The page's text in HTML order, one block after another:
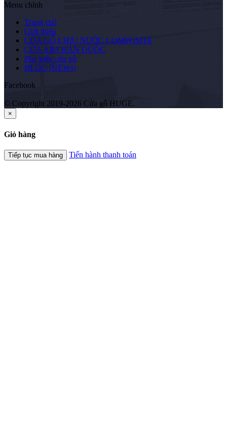
Menu chính
Trang chủ
Giới thiệu
CỬA GỖ CHỊU NƯỚC COMPOSITE
CỬA ABS HÀN QUỐC
Phụ kiện cửa gỗ
BLOG (NEWs)
Facebook
© Copyright 2019-2026 Cửa gỗ HUGE.
×
Giỏ hàng
Tiếp tục mua hàng Tiến hành thanh toán